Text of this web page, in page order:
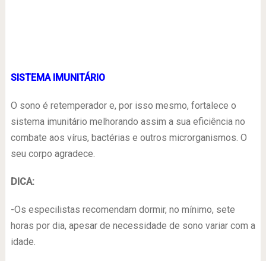
SISTEMA IMUNITÁRIO
O sono é retemperador e, por isso mesmo, fortalece o
sistema imunitário melhorando assim a sua eficiência no
combate aos vírus, bactérias e outros microrganismos. O
seu corpo agradece.
DICA:
-Os especilistas recomendam dormir, no mínimo, sete
horas por dia, apesar de necessidade de sono variar com a
idade.